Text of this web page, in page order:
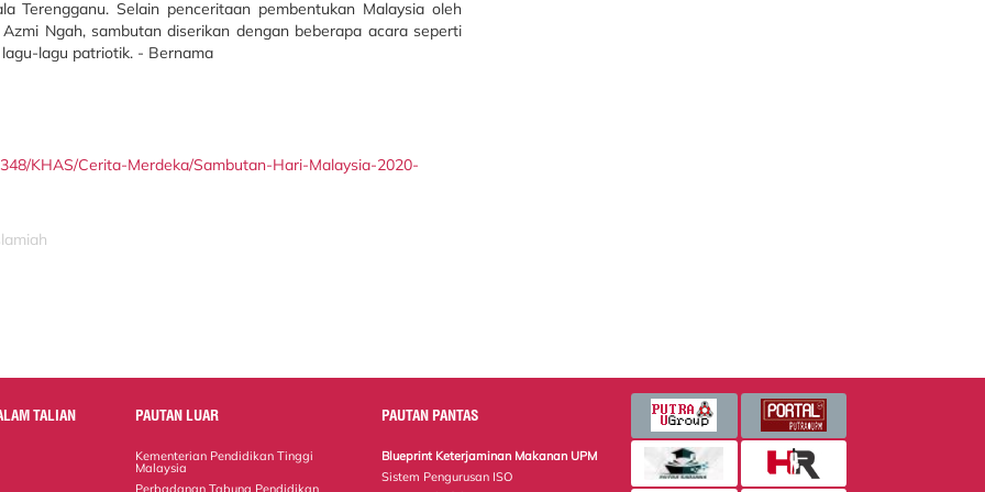
Terengganu. Selain penceritaan pembentukan Malaysia oleh
Ngah, sambutan diserikan dengan beberapa acara seperti
lagu patriotik. - Bernama
KHAS/Cerita-Merdeka/Sambutan-Hari-Malaysia-2020-
TALIAN PAUTAN LUAR
Kementerian Pendidikan Tinggi
Malaysia
Perbadanan Tabung Pendidikan
PAUTAN PANTAS
Blueprint Keterjaminan Makanan UPM
Sistem Pengurusan ISO